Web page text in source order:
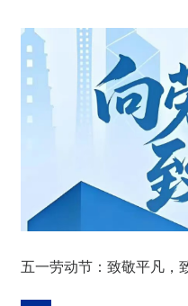
五一劳动节：致敬平凡，
我们承诺收集您的
帮助您更好的了解
发送即代表您同意
提交